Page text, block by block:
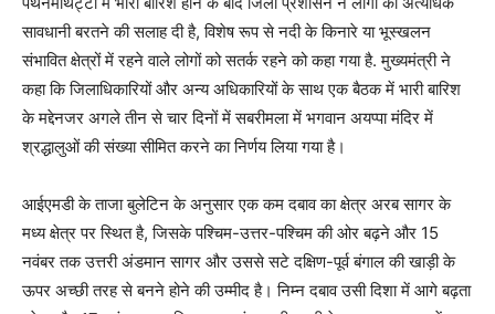
सावधानी बरतने की सलाह दी है, विशेष रूप से नदी के किनारे या भूस्खलन
संभावित क्षेत्रों में रहने वाले लोगों को सतर्क रहने को कहा गया है. मुख्यमंत्री ने
कहा कि जिलाधिकारियों और अन्य अधिकारियों के साथ एक बैठक में भारी बारिश
के मद्देनजर अगले तीन से चार दिनों में सबरीमला में भगवान अयप्पा मंदिर में
श्रद्धालुओं की संख्या सीमित करने का निर्णय लिया गया है।
आईएमडी के ताजा बुलेटिन के अनुसार एक कम दबाव का क्षेत्र अरब सागर के
मध्य क्षेत्र पर स्थित है, जिसके पश्चिम-उत्तर-पश्चिम की ओर बढ़ने और 15
नवंबर तक उत्तरी अंडमान सागर और उससे सटे दक्षिण-पूर्व बंगाल की खाड़ी के
ऊपर अच्छी तरह से बनने होने की उम्मीद है। निम्न दबाव उसी दिशा में आगे बढ़ता